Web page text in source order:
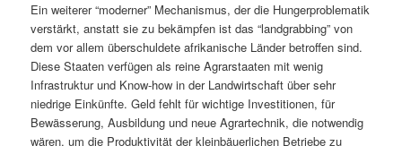
Ein weiterer “moderner” Mechanismus, der die Hungerproblematik
verstärkt, anstatt sie zu bekämpfen ist das “landgrabbing” von
dem vor allem überschuldete afrikanische Länder betroffen sind.
Diese Staaten verfügen als reine Agrarstaaten mit wenig
Infrastruktur und Know-how in der Landwirtschaft über sehr
niedrige Einkünfte. Geld fehlt für wichtige Investitionen, für
Bewässerung, Ausbildung und neue Agrartechnik, die notwendig
wären, um die Produktivität der kleinbäuerlichen Betriebe zu